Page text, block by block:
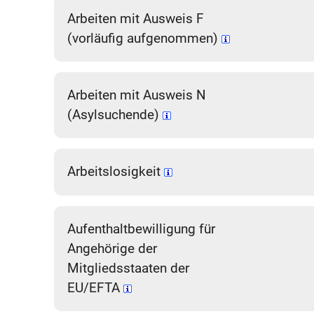
Arbeiten mit Ausweis F
(vorläufig aufgenommen)
Arbeiten mit Ausweis N
(Asylsuchende)
Arbeitslosigkeit
Aufenthaltbewilligung für
Angehörige der
Mitgliedsstaaten der
EU/EFTA